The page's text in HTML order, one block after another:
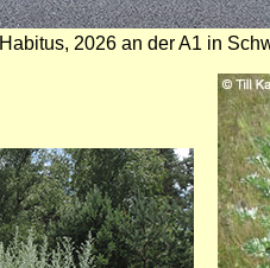
Habitus, 2026 an der A1 in
Bild